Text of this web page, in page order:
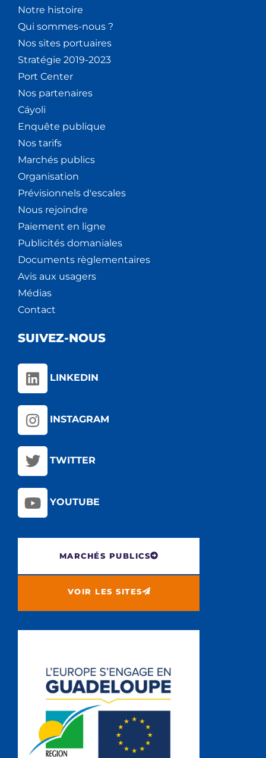
Notre histoire
Qui sommes-nous ?
Nos sites portuaires
Stratégie 2019-2023
Port Center
Nos partenaires
Cáyoli
Enquête publique
Nos tarifs
Marchés publics
Organisation
Prévisionnels d'escales
Nous rejoindre
Paiement en ligne
Publicités domaniales
Documents règlementaires
Avis aux usagers
Médias
Contact
SUIVEZ-NOUS
LINKEDIN
INSTAGRAM
TWITTER
YOUTUBE
MARCHÉS PUBLICS
VOIR LES SITES